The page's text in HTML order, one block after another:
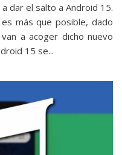
dar el salto a Android 15.
más que posible, dado
a acoger dicho nuevo
15 se...